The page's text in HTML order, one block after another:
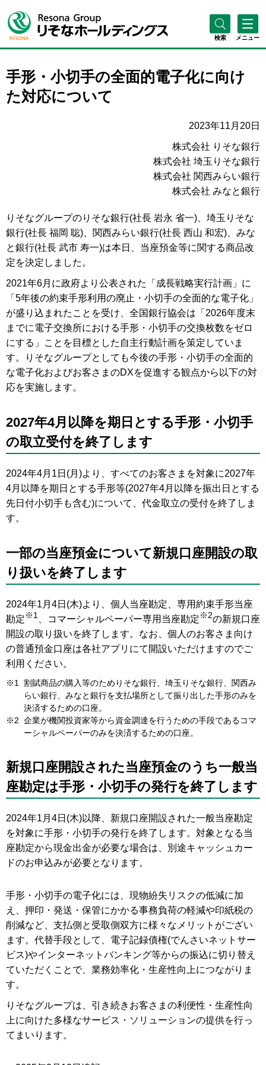
検索 メニュー
手形・小切手の全面的電子化に向け
た対応について
2023年11月20日
株式会社 りそな銀行
株式会社 埼玉りそな銀行
株式会社 関西みらい銀行
株式会社 みなと銀行
りそなグループのりそな銀行(社長 岩永 省一)、埼玉りそな
銀行(社長 福岡 聡)、関西みらい銀行(社長 西山 和宏)、みな
と銀行(社長 武市 寿一)は本日、当座預金等に関する商品改
定を決定しました。
2021年6月に政府より公表された「成長戦略実行計画」に
「5年後の約束手形利用の廃止・小切手の全面的な電子化」
が盛り込まれたことを受け、全国銀行協会は「2026年度末
までに電子交換所における手形・小切手の交換枚数をゼロ
にする」ことを目標とした自主行動計画を策定していま
す。りそなグループとしても今後の手形・小切手の全面的
な電子化およびお客さまのDXを促進する観点から以下の対
応を実施します。
2027年4月以降を期日とする手形・小切手
の取立受付を終了します
2024年4月1日(月)より、すべてのお客さまを対象に2027年
4月以降を期日とする手形等(2027年4月以降を振出日とする
先日付小切手も含む)について、代金取立の受付を終了しま
す。
一部の当座預金について新規口座開設の取
り扱いを終了します
2024年1月4日(木)より、個人当座勘定、専用約束手形当座
勘定 ※1 、コマーシャルペーパー専用当座勘定 ※2の新規口座
開設の取り扱いを終了します。なお、個人のお客さま向け
の普通預金口座は各社アプリにて開設いただけますのでご
利用ください。
※1
割賦商品の購入等のためりそな銀行、埼玉りそな銀行、関西み
らい銀行、みなと銀行を支払場所として振り出した手形のみを
決済するための口座。
※2 企業が機関投資家等から資金調達を行うための手段であるコマ
ーシャルペーパーのみを決済するための口座。
新規口座開設された当座預金のうち一般当
座勘定は手形・小切手の発行を終了します
2024年1月4日(木)以降、新規口座開設された一般当座勘定
を対象に手形・小切手の発行を終了します。対象となる当
座勘定から現金出金が必要な場合は、別途キャッシュカー
ドのお申込みが必要となります。
手形・小切手の電子化には、現物紛失リスクの低減に加
え、押印・発送・保管にかかる事務負荷の軽減や印紙税の
削減など、支払側と受取側双方に様々なメリットがござい
ます。代替手段として、電子記録債権(でんさいネットサー
ビス)やインターネットバンキング等からの振込に切り替え
ていただくことで、業務効率化・生産性向上につながりま
す。
りそなグループは、引き続きお客さまの利便性・生産性向
上に向けた多様なサービス・ソリューションの提供を行っ
てまいります。